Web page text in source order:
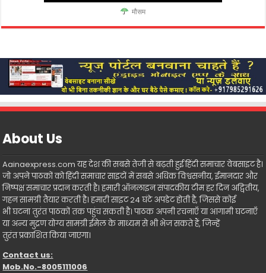
मौसम
About Us
Aainaexpress.com यह देश की सबसे तेजी से बढ़ती हुई हिंदी समाचार वेबसाइट है।
जो अपने पाठकों को हिंदी समाचार साइटों में सबसे अधिक विश्वसनीय, ईमानदार और
निष्पक्ष समाचार प्रदान करती है। हमारी ऑनलाइन संपादकीय टीम हर दिन अद्वितीय,
गहन सामग्री तैयार करती है। हमारी साइट 24 घंटे अपडेट होती है, जिससे कोई
भी घटना तुरंत पाठकों तक पहुंच सकती है। पाठक अपनी रचनाएँ या आगामी घटनाएँ
या अन्य मुद्रण योग्य सामग्री ईमेल के माध्यम से भी भेज सकते हैं, जिन्हें
तुरंत प्रकाशित किया जाएगा।
Contact us:
Mob.No.-8005111006